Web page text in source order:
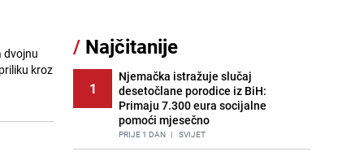
dvojnu
kroz
/ Najčitanije
1
Njemačka istražuje slučaj
desetočlane porodice iz BiH:
Primaju 7.300 eura socijalne
pomoći mjesečno
PRIJE 1 DAN | SVIJET